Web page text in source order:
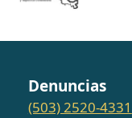
Denuncias
(503) 2520-4331